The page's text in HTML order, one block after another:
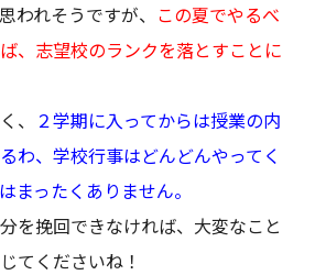
われそうですが、 この夏でやるべ
、志望校のランクを落とすことに
、 ２学期に入ってからは授業の内
わ、学校行事はどんどんやってく
まったくありません。
を挽回できなければ、大変なこと
てくださいね！